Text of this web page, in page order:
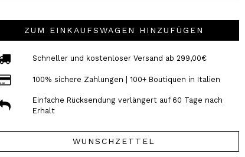
ZUM EINKAUFSWAGEN HINZUFÜGEN
Schneller und kostenloser Versand ab 299,00€
100% sichere Zahlungen | 100+ Boutiquen in Italien
Einfache Rücksendung verlängert auf 60 Tage nach
Erhalt
WUNSCHZETTEL